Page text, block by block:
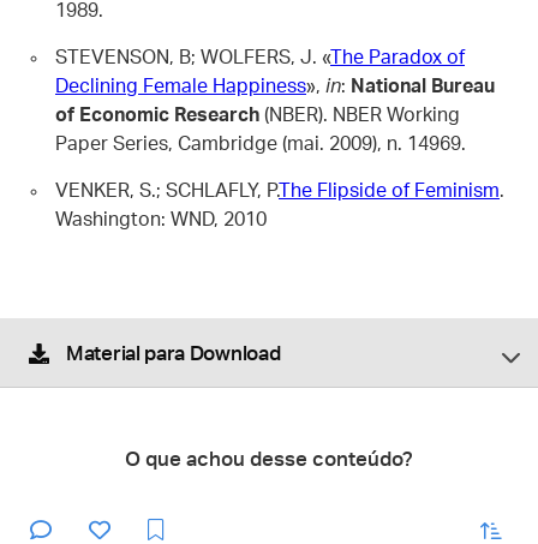
1989.
STEVENSON, B; WOLFERS, J. «The Paradox of
Declining Female Happiness», in: National Bureau
of Economic Research (NBER). NBER Working
Paper Series, Cambridge (mai. 2009), n. 14969.
VENKER, S.; SCHLAFLY, P.The Flipside of Feminism.
Washington: WND, 2010
Material para Download
O que achou desse conteúdo?
enviar